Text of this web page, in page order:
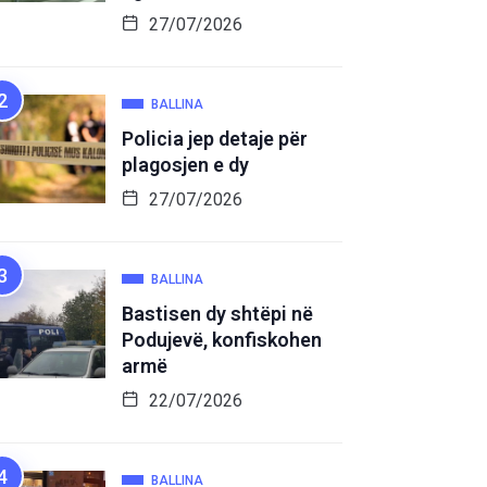
27/07/2026
BALLINA
Policia jep detaje për
plagosjen e dy
27/07/2026
BALLINA
Bastisen dy shtëpi në
Podujevë, konfiskohen
armë
22/07/2026
BALLINA